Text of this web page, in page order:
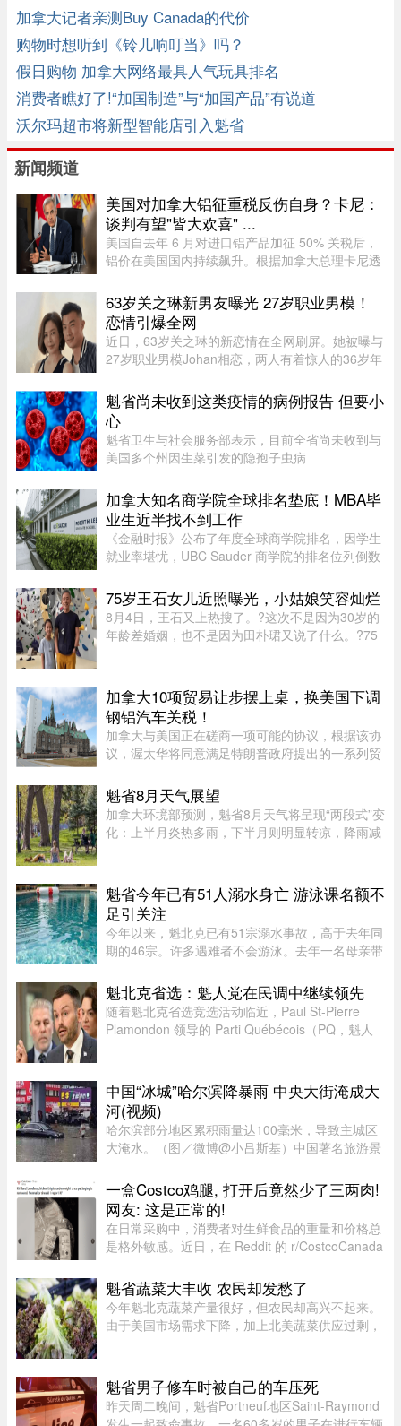
加拿大记者亲测Buy Canada的代价
购物时想听到《铃儿响叮当》吗？
假日购物 加拿大网络最具人气玩具排名
消费者瞧好了!“加国制造”与“加国产品”有说道
沃尔玛超市将新型智能店引入魁省
新闻频道
美国对加拿大铝征重税反伤自身？卡尼：
谈判有望"皆大欢喜" ...
美国自去年 6 月对进口铝产品加征 50% 关税后，
铝价在美国国内持续飙升。根据加拿大总理卡尼透
物价指数上涨了 52%。卡尼在魁省一处 Rio Tinto
铝厂外对媒体表示："虽 ...
63岁关之琳新男友曝光 27岁职业男模！
恋情引爆全网
近日，63岁关之琳的新恋情在全网刷屏。她被曝与
27岁职业男模Johan相恋，两人有着惊人的36岁年
认，作为当事人的关之琳却始终保持沉默，既不承
认也不否认，这份淡定态度， ...
魁省尚未收到这类疫情的病例报告 但要小
心
魁省卫生与社会服务部表示，目前全省尚未收到与
美国多个州因生菜引发的隐孢子虫病
报告。这种由寄生虫引起的感染主要通过受污染的
食物或水传播，会导致水样腹泻、胃痉挛 ...
加拿大知名商学院全球排名垫底！MBA毕
业生近半找不到工作
《金融时报》公布了年度全球商学院排名，因学生
就业率堪忧，UBC Sauder 商学院的排名位列倒数
有 53% 的人表示毕业三个月内找到工作。图片：
RICHARD LAM /PNG在今年的 MB ...
75岁王石女儿近照曝光，小姑娘笑容灿烂
8月4日，王石又上热搜了。?这次不是因为30岁的
年龄差婚姻，也不是因为田朴珺又说了什么。?75
都穿着攀岩装备，在岩壁上 ...
加拿大10项贸易让步摆上桌，换美国下调
钢铝汽车关税！
加拿大与美国正在磋商一项可能的协议，根据该协
议，渥太华将同意满足特朗普政府提出的一系列贸
新一轮关税的日期临近，双方谈判日益紧张。《环
球邮报》据三位知情业内人 ...
魁省8月天气展望
加拿大环境部预测，魁省8月天气将呈现“两段式”变
化：上半月炎热多雨，下半月则明显转凉，降雨减
平，而南部地区气温则略低 ...
魁省今年已有51人溺水身亡 游泳课名额不
足引关注
今年以来，魁北克已有51宗溺水事故，高于去年同
期的46宗。许多遇难者不会游泳。去年一名母亲带
特利尔市增加游泳课名额，因为目前远远无法满足
需求。2025年6月，34岁的E ...
魁北克省选：魁人党在民调中继续领先
随着魁北克省选竞选活动临近，Paul St-Pierre
Plamondon 领导的 Parti Québécois（PQ，魁人
中国“冰城”哈尔滨降暴雨 中央大街淹成大
河(视频)
哈尔滨部分地区累积雨量达100毫米，导致主城区
大淹水。（图／微博@小吕斯基）中国著名旅游景
雨量达100毫米，导致主城区大淹水。游客最爱逛
的中央大街，也积水严重。民众 ...
一盒Costco鸡腿, 打开后竟然少了三两肉!
网友: 这是正常的!
在日常采购中，消费者对生鲜食品的重量和价格总
是格外敏感。近日，在 Reddit 的 r/CostcoCanada
Costco 购买的 Kirkland 无骨鸡腿肉，去掉包装后
称重，竟然比标签上的重量 ...
魁省蔬菜大丰收 农民却发愁了
今年魁北克蔬菜产量很好，但农民却高兴不起来。
由于美国市场需求下降，加上北美蔬菜供应过剩，
菜，今年只能卖10车左右。生 ...
魁省男子修车时被自己的车压死
昨天周二晚间，魁省Portneuf地区Saint-Raymond